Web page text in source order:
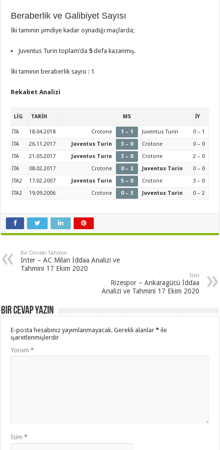
Beraberlik ve Galibiyet Sayısı
İki tamının şimdiye kadar oynadığı maçlarda;
Juventus Turin toplam’da 5 defa kazanmış.
İki tamının beraberlik sayısı : 1
Rekabet Analizi
LİG TARİH MS İY
İTA 18.04.2018 Crotone 1 – 1 Juventus Turin
0 – 1
İTA
26.11.2017 Juventus Turin 3 – 0 Crotone
0 – 0
İTA
21.05.2017 Juventus Turin 3 – 0 Crotone
2 – 0
İTA
08.02.2017 Crotone 0 – 2 Juventus Turin
0 – 0
İTA2
17.02.2007 Juventus Turin 5 – 0 Crotone
3 – 0
İTA2
19.09.2006 Crotone 0 – 3 Juventus Turin 0 – 2
Bir Önceki Tahmin
Inter – AC Milan İddaa Analizi ve
Tahmini 17 Ekim 2020
İleri
Rizespor – Ankaragücü İddaa
Analizi ve Tahmini 17 Ekim 2020
Bir cevap yazın
E-posta hesabınız yayımlanmayacak. Gerekli alanlar* ile
işaretlenmişlerdir
Yorum*
İsim*